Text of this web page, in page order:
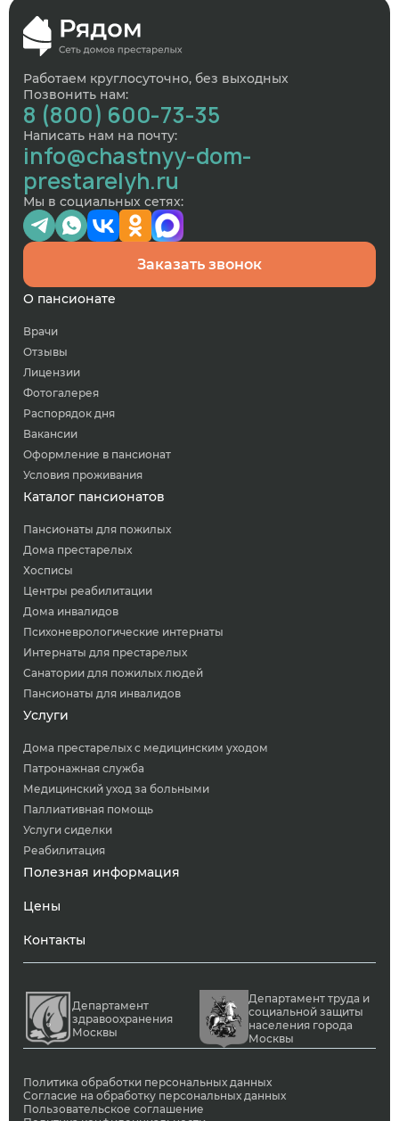
Работаем круглосуточно, без выходных
Позвонить нам:
8 (800) 600-73-35
Написать нам на почту:
info@chastnyy-dom-
prestarelyh.ru
Мы в социальных сетях:
Заказать звонок
О пансионате
Врачи
Отзывы
Лицензии
Фотогалерея
Распорядок дня
Вакансии
Оформление в пансионат
Условия проживания
Каталог пансионатов
Пансионаты для пожилых
Дома престарелых
Хосписы
Центры реабилитации
Дома инвалидов
Психоневрологические интернаты
Интернаты для престарелых
Санатории для пожилых людей
Пансионаты для инвалидов
Услуги
Дома престарелых с медицинским уходом
Патронажная служба
Медицинский уход за больными
Паллиативная помощь
Услуги сиделки
Реабилитация
Полезная информация
Цены
Контакты
Департамент
здравоохранения
Москвы
Департамент труда и
социальной защиты
населения города
Москвы
Политика обработки персональных данных
Согласие на обработку персональных данных
Пользовательское соглашение